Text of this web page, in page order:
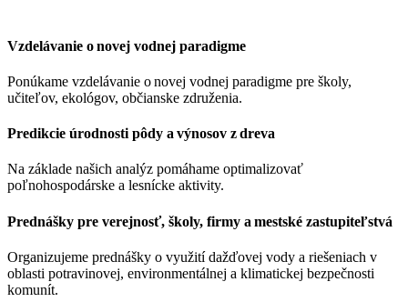
Vzdelávanie o novej vodnej paradigme
Ponúkame vzdelávanie o novej vodnej paradigme pre školy,
učiteľov, ekológov, občianske združenia.
Predikcie úrodnosti pôdy a výnosov z dreva
Na základe našich analýz pomáhame optimalizovať
poľnohospodárske a lesnícke aktivity.
Prednášky pre verejnosť, školy, firmy a mestské zastupiteľstvá
Organizujeme prednášky o využití dažďovej vody a riešeniach v
oblasti potravinovej, environmentálnej a klimatickej bezpečnosti
komunít.